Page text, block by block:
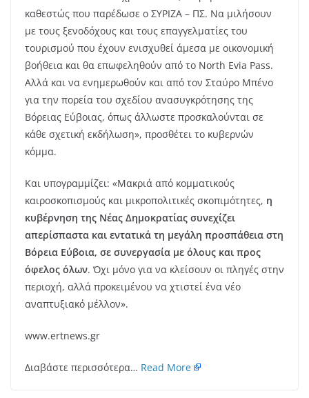
καθεστώς που παρέδωσε ο ΣΥΡΙΖΑ – ΠΣ. Να μιλήσουν
με τους ξενοδόχους και τους επαγγελματίες του
τουρισμού που έχουν ενισχυθεί άμεσα με οικονομική
βοήθεια και θα επωφεληθούν από το North Evia Pass.
Αλλά και να ενημερωθούν και από τον Σταύρο Μπένο
για την πορεία του σχεδίου ανασυγκρότησης της
Βόρειας Εύβοιας, όπως άλλωστε προσκαλούνται σε
κάθε σχετική εκδήλωση», προσθέτει το κυβερνών
κόμμα.
Και υπογραμμίζει: «Μακριά από κομματικούς
καιροσκοπισμούς και μικροπολιτικές σκοπιμότητες, η
κυβέρνηση της Νέας Δημοκρατίας συνεχίζει
απερίσπαστα και εντατικά τη μεγάλη προσπάθεια στη
Βόρεια Εύβοια, σε συνεργασία με όλους και προς
όφελος όλων. Όχι μόνο για να κλείσουν οι πληγές στην
περιοχή, αλλά προκειμένου να χτιστεί ένα νέο
αναπτυξιακό μέλλον».
www.ertnews.gr
Διαβάστε περισσότερα… Read More